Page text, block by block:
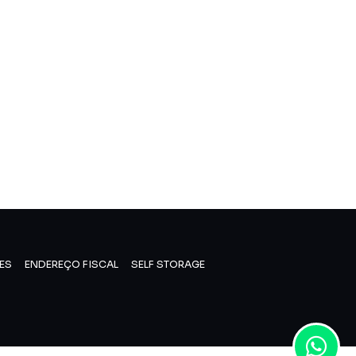
ENDEREÇO FISCAL SELF STORAGE